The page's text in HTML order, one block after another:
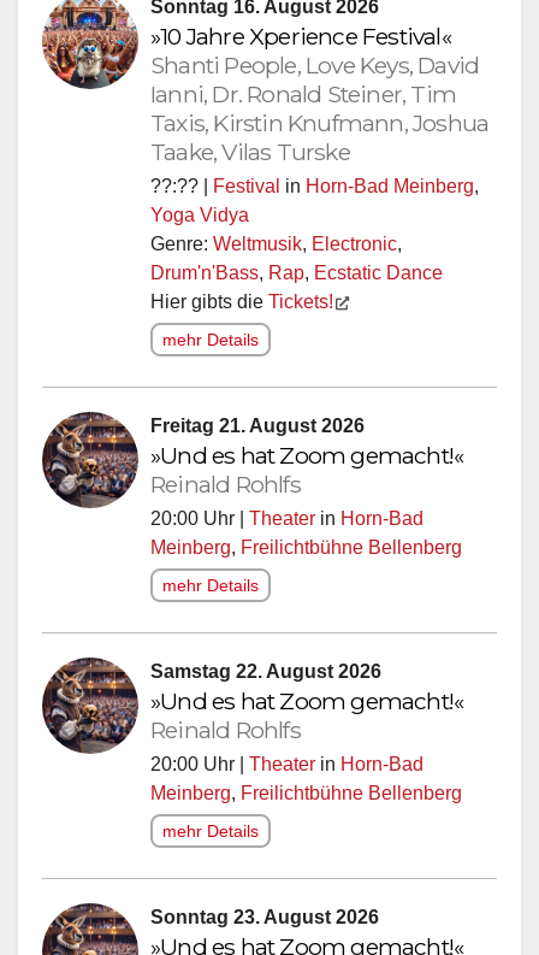
Sonntag 16. August 2026
»10 Jahre Xperience Festival«
Shanti People, Love Keys, David
Ianni, Dr. Ronald Steiner, Tim
Taxis, Kirstin Knufmann, Joshua
Taake, Vilas Turske
??:?? | Festival in Horn-Bad Meinberg,
Yoga Vidya
Genre: Weltmusik, Electronic,
Drum'n'Bass, Rap, Ecstatic Dance
Hier gibts die Tickets!
mehr Details
Freitag 21. August 2026
»Und es hat Zoom gemacht!«
Reinald Rohlfs
20:00 Uhr | Theater in Horn-Bad
Meinberg, Freilichtbühne Bellenberg
mehr Details
Samstag 22. August 2026
»Und es hat Zoom gemacht!«
Reinald Rohlfs
20:00 Uhr | Theater in Horn-Bad
Meinberg, Freilichtbühne Bellenberg
mehr Details
Sonntag 23. August 2026
»Und es hat Zoom gemacht!«